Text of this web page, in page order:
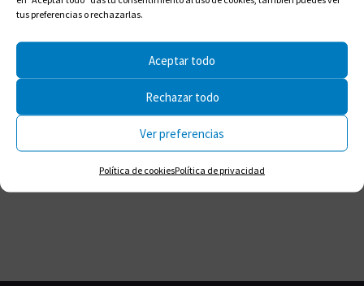
tus preferencias o rechazarlas.
Aceptar todo
Rechazar todo
Ver preferencias
Política de cookiesPolítica de privacidad
Compartir en: